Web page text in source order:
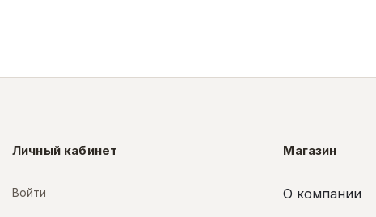
Личный кабинет
Войти
Магазин
О компании